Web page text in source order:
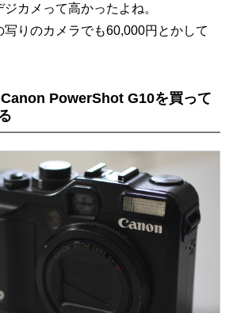
カメって高かったよね。
りのカメラでも60,000円とかして
PowerShot G10を買って